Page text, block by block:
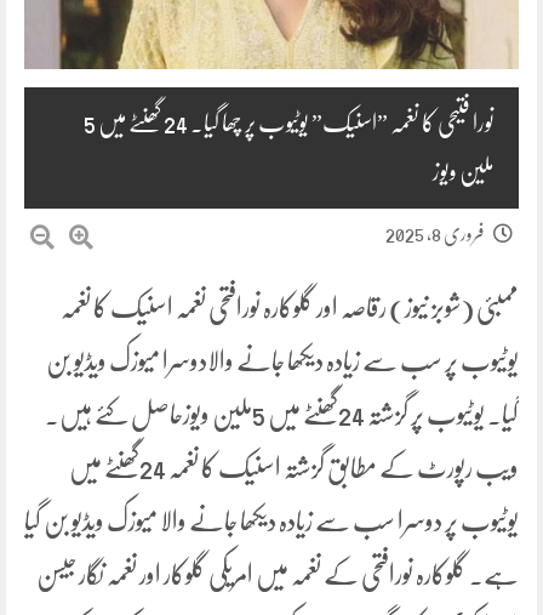
نورا فتیحی کا نغمہ ”اسنیک” یوٹیوب پر چھا گیا۔ 24 گھنٹے میں 5
ملین ویوز
فروری 8, 2025
ممبئی (شوبز نیوز) رقاصہ اور گلوکارہ نورافتحی نغمہ اسنیک کا نغمہ
یوٹیوب پر سب سے زیادہ دیکھا جانے والادوسرا میوزک ویڈیو بن
گیا۔ یوٹیوب پر گزشتہ 24گھنٹے میں 5ملین ویوزحاصل کئے ہیں۔
ویب رپورٹ کے مطابق گزشتہ اسنیک کا نغمہ 24گھنٹے میں
یوٹیوب پر دوسرا سب سے زیادہ دیکھا جانے والا میوزک ویڈیو بن گیا
ہے۔ گلوکارہ نورافتحی کے نغمہ میں امریکی گلوکار اور نغمہ نگار جیسن